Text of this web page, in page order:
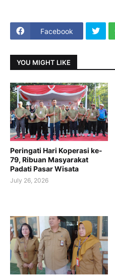
Facebook
YOU MIGHT LIKE
Peringati Hari Koperasi ke-
79, Ribuan Masyarakat
Padati Pasar Wisata
July 26, 2026